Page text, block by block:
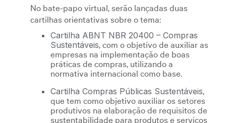
No bate-papo virtual, serão lançadas duas
cartilhas orientativas sobre o tema:
Cartilha ABNT NBR 20400 – Compras
Sustentáveis , com o objetivo de auxiliar as
empresas na implementação de boas
práticas de compras, utilizando a
normativa internacional como base.
Cartilha Compras Públicas Sustentáveis
que tem como objetivo auxiliar os setores
produtivos na elaboração de requisitos de
sustentabilidade para produtos e serviços